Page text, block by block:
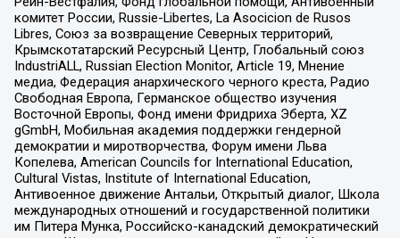
комитет России, Russie-Libertes, La Asocicion de Rusos
Libres, Союз за возвращение Северных территорий,
Крымскотатарский Ресурсный Центр, Глобальный союз
IndustriALL, Russian Election Monitor, Article 19, Мнение
медиа, Федерация анархического черного креста, Радио
Свободная Европа, Германское общество изучения
Восточной Европы, Фонд имени Фридриха Эберта, XZ
gGmbH, Мобильная академия поддержки гендерной
демократии и миротворчества, Форум имени Льва
Копелева, American Councils for International Education,
Cultural Vistas, Institute of International Education,
Антивоенное движение Антальи, Открытый диалог, Школа
международных отношений и государственной политики
им Питера Мунка, Российско-канадский демократический